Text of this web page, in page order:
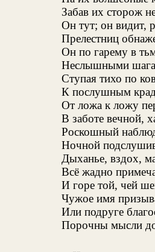
Забав их сторож
Он тут; он видит,
Прелестниц
Он по гарему в
Неслышными
Ступая тихо по
К послушным
От ложа к ложу
В заботе вечной,
Роскошный
Ночной
Дыханье, вздох,
Всё жадно
И горе той, чей
Чужое имя
Или подруге
Порочны мысли